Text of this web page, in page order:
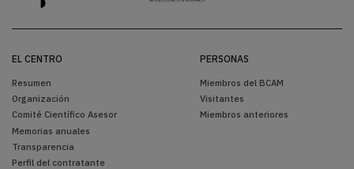
EL CENTRO
Resumen
Organización
Comité Científico Asesor
Memorias anuales
Transparencia
Perfil del contratante
PERSONAS
Miembros del BCAM
Visitantes
Miembros anteriores